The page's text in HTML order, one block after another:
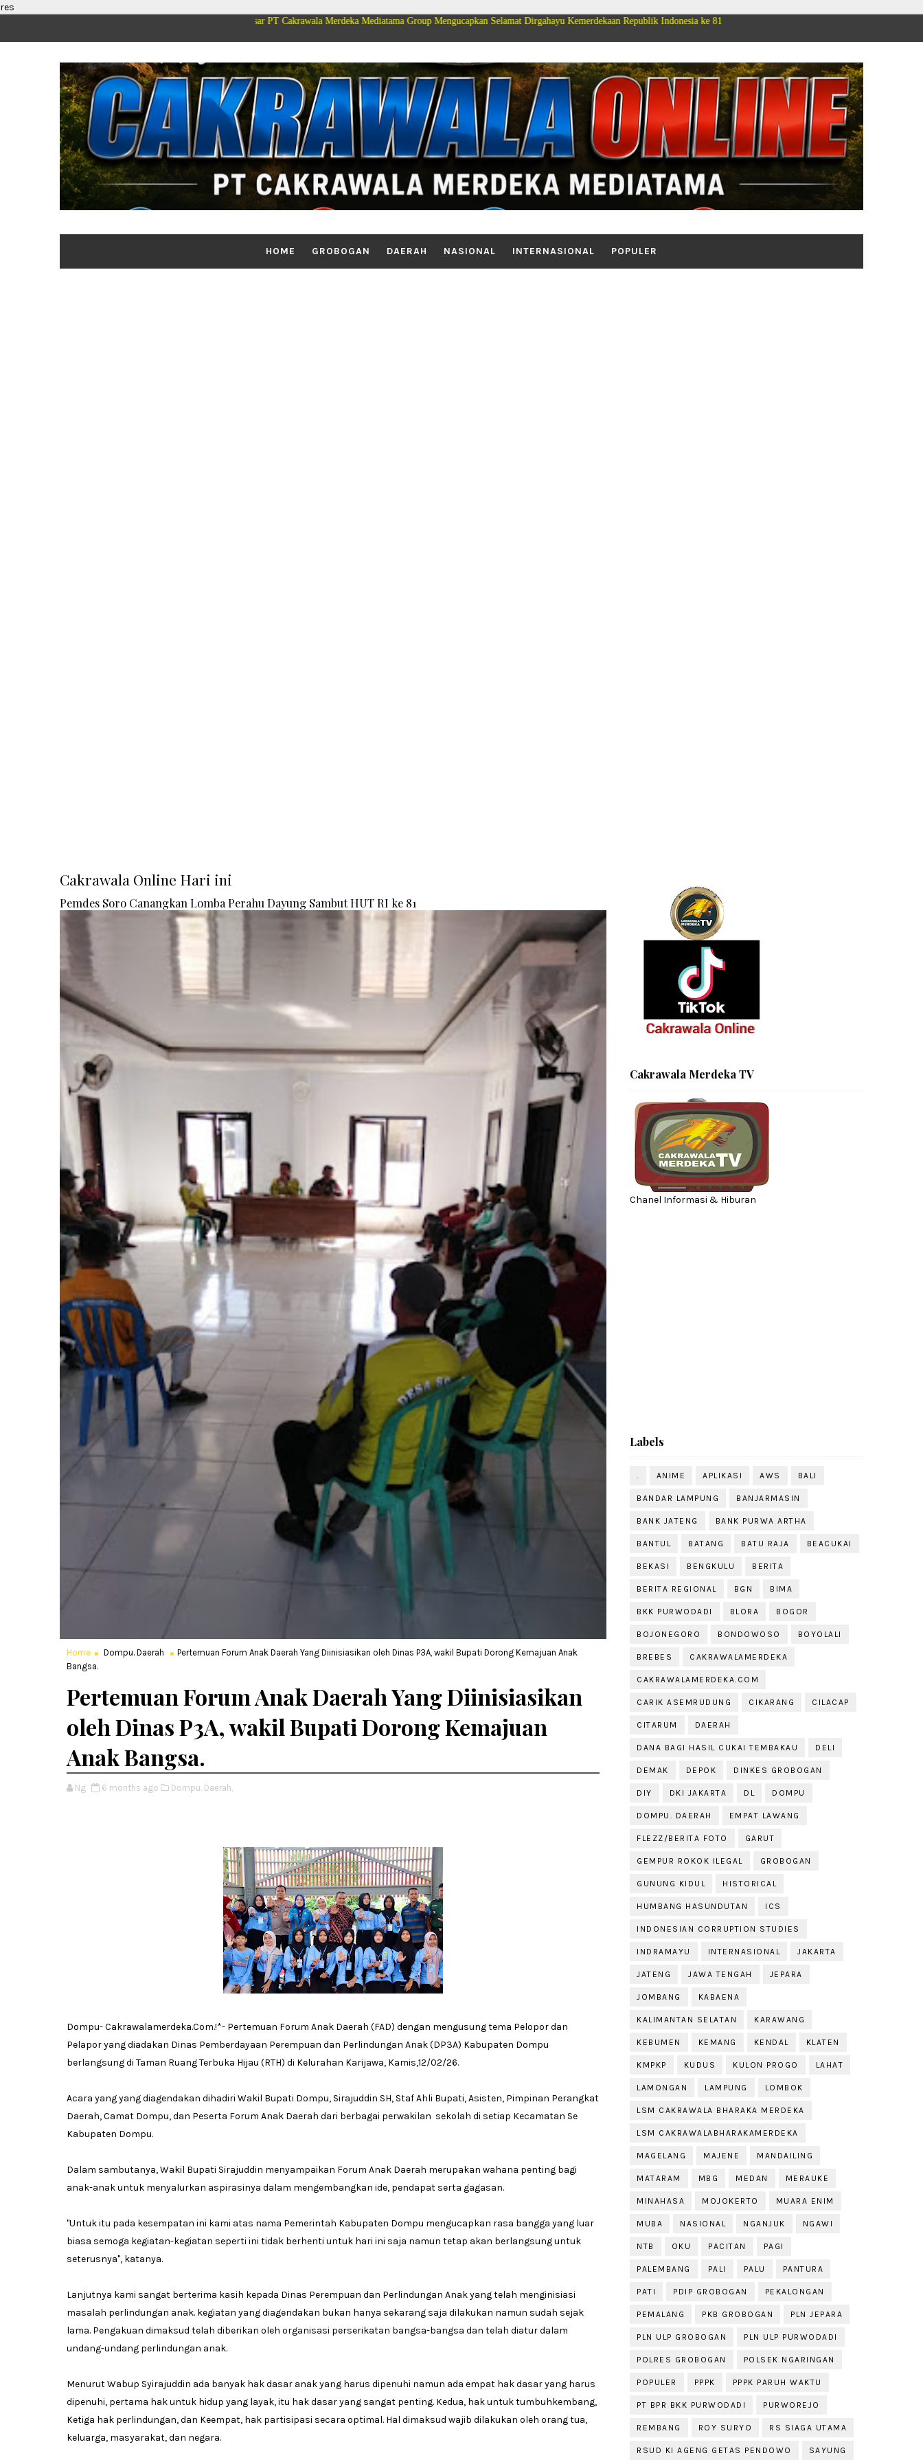
res
Segenap Pimpinan dan Keluarga Besar PT Cakrawala Merdeka Mediatama Group Mengucapkan Selamat Dirgahayu Kemerdekaan Republik Indonesia ke 81
HOME GROBOGAN DAERAH NASIONAL INTERNASIONAL POPULER
Cakrawala Online Hari ini
Pemdes Soro Canangkan Lomba Perahu Dayung Sambut HUT RI ke 81
Home Dompu. Daerah
Pertemuan Forum Anak Daerah Yang Diinisiasikan oleh Dinas P3A, wakil Bupati Dorong Kemajuan Anak
Bangsa.
Pertemuan Forum Anak Daerah Yang Diinisiasikan
oleh Dinas P3A, wakil Bupati Dorong Kemajuan
Anak Bangsa.
Ng 6 months ago Dompu. Daerah,
Dompu- Cakrawalamerdeka.Com.!*- Pertemuan Forum Anak Daerah (FAD) dengan mengusung tema Pelopor dan
Pelapor yang diadakan Dinas Pemberdayaan Perempuan dan Perlindungan Anak (DP3A) Kabupaten Dompu
berlangsung di Taman Ruang Terbuka Hijau (RTH) di Kelurahan Karijawa, Kamis,12/02/26.
Acara yang yang diagendakan dihadiri Wakil Bupati Dompu, Sirajuddin SH, Staf Ahli Bupati, Asisten, Pimpinan Perangkat
Daerah, Camat Dompu, dan Peserta Forum Anak Daerah dari berbagai perwakilan sekolah di setiap Kecamatan Se
Kabupaten Dompu.
Dalam sambutanya, Wakil Bupati Sirajuddin menyampaikan Forum Anak Daerah merupakan wahana penting bagi
anak-anak untuk menyalurkan aspirasinya dalam mengembangkan ide, pendapat serta gagasan.
"Untuk itu pada kesempatan ini kami atas nama Pemerintah Kabupaten Dompu mengucapkan rasa bangga yang luar
biasa semoga kegiatan-kegiatan seperti ini tidak berhenti untuk hari ini saja namun tetap akan berlangsung untuk
seterusnya", katanya.
Lanjutnya kami sangat berterima kasih kepada Dinas Perempuan dan Perlindungan Anak yang telah menginisiasi
masalah perlindungan anak. kegiatan yang diagendakan bukan hanya sekarang saja dilakukan namun sudah sejak
lama. Pengakuan dimaksud telah diberikan oleh organisasi perserikatan bangsa-bangsa dan telah diatur dalam
undang-undang perlindungan anak.
Menurut Wabup Syirajuddin ada banyak hak dasar anak yang harus dipenuhi namun ada empat hak dasar yang harus
dipenuhi, pertama hak untuk hidup yang layak, itu hak dasar yang sangat penting. Kedua, hak untuk tumbuhkembang,
Ketiga hak perlindungan, dan Keempat, hak partisipasi secara optimal. Hal dimaksud wajib dilakukan oleh orang tua,
keluarga, masyarakat, dan negara.
Cakrawala Merdeka TV
Chanel Informasi & Hiburan
Labels
. ANIME APLIKASI AWS BALI
BANDAR LAMPUNG BANJARMASIN
BANK JATENG BANK PURWA ARTHA
BANTUL BATANG BATU RAJA BEACUKAI
BEKASI BENGKULU BERITA
BERITA REGIONAL BGN BIMA
BKK PURWODADI BLORA BOGOR
BOJONEGORO BONDOWOSO BOYOLALI
BREBES CAKRAWALAMERDEKA
CAKRAWALAMERDEKA.COM
CARIK ASEMRUDUNG CIKARANG CILACAP
CITARUM DAERAH
DANA BAGI HASIL CUKAI TEMBAKAU DELI
DEMAK DEPOK DINKES GROBOGAN
DIY DKI JAKARTA DL DOMPU
DOMPU. DAERAH EMPAT LAWANG
FLEZZ/BERITA FOTO GARUT
GEMPUR ROKOK ILEGAL GROBOGAN
GUNUNG KIDUL HISTORICAL
HUMBANG HASUNDUTAN ICS
INDONESIAN CORRUPTION STUDIES
INDRAMAYU INTERNASIONAL JAKARTA
JATENG JAWA TENGAH JEPARA
JOMBANG KABAENA
KALIMANTAN SELATAN KARAWANG
KEBUMEN KEMANG KENDAL KLATEN
KMPKP KUDUS KULON PROGO LAHAT
LAMONGAN LAMPUNG LOMBOK
LSM CAKRAWALA BHARAKA MERDEKA
LSM CAKRAWALABHARAKAMERDEKA
MAGELANG MAJENE MANDAILING
MATARAM MBG MEDAN MERAUKE
MINAHASA MOJOKERTO MUARA ENIM
MUBA NASIONAL NGANJUK NGAWI
NTB OKU PACITAN PAGI
PALEMBANG PALI PALU PANTURA
PATI PDIP GROBOGAN PEKALONGAN
PEMALANG PKB GROBOGAN PLN JEPARA
PLN ULP GROBOGAN PLN ULP PURWODADI
POLRES GROBOGAN POLSEK NGARINGAN
POPULER PPPK PPPK PARUH WAKTU
PT BPR BKK PURWODADI PURWOREJO
REMBANG ROY SURYO RS SIAGA UTAMA
RSUD KI AGENG GETAS PENDOWO SAYUNG